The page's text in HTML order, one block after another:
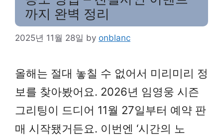
까지 완벽 정리
2025년 11월 28일 by onblanc
올해는 절대 놓칠 수 없어서 미리미리 정
보를 찾아봤어요. 2026년 임영웅 시즌
그리팅이 드디어 11월 27일부터 예약 판
매 시작됐거든요. 이번엔 ‘시간의 노